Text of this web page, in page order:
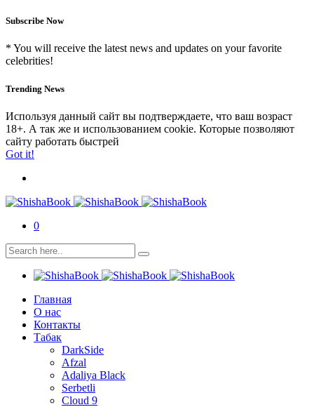
Subscribe Now
* You will receive the latest news and updates on your favorite
celebrities!
Trending News
Используя данный сайт вы подтверждаете, что ваш возраст
18+. А так же и использованием cookie. Которые позволяют
сайту работать быстрей
Got it!
0
Главная
О нас
Контакты
Табак
DarkSide
Afzal
Adaliya Black
Serbetli
Cloud 9